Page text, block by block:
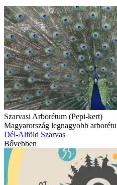
Szarvasi Arborétum (Pepi-kert)
Magyarország legnagyobb
Dél-Alföld Szarvas
Bővebben